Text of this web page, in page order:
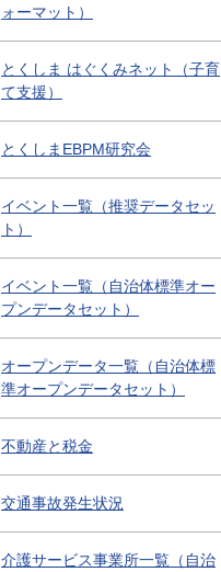
ォーマット）
とくしま はぐくみネット（子育
て支援）
とくしまEBPM研究会
イベント一覧（推奨データセッ
ト）
イベント一覧（自治体標準オー
プンデータセット）
オープンデータ一覧（自治体標
準オープンデータセット）
不動産と税金
交通事故発生状況
介護サービス事業所一覧（自治